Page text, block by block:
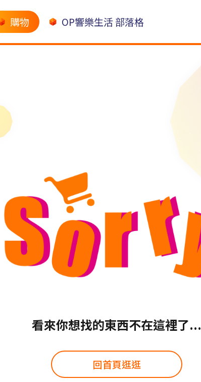
購物 OP響樂生活 部落格
看來你想找的東西不在這裡了...
回首頁逛逛